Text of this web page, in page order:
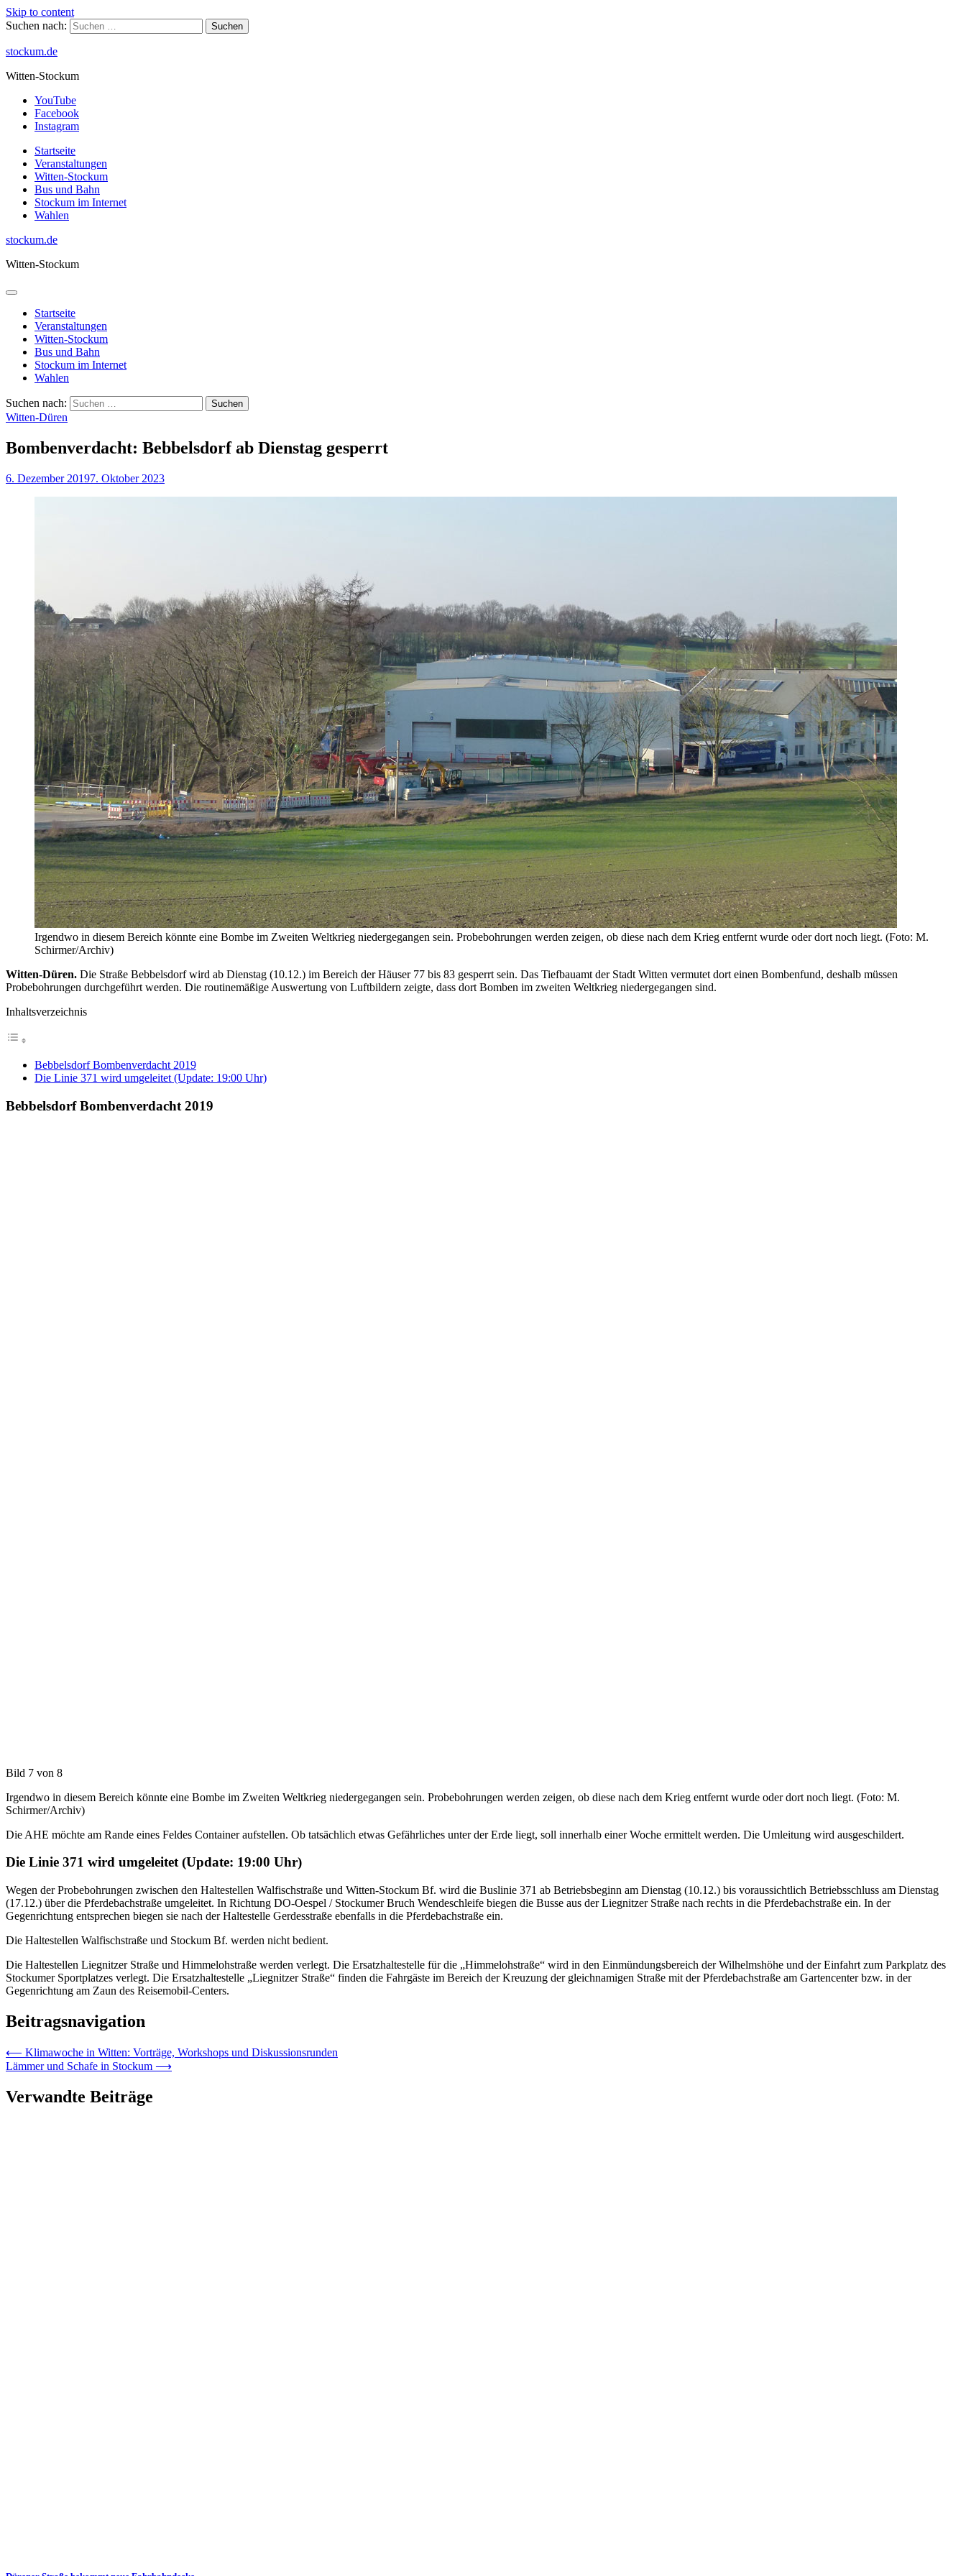
Skip to content
Suchen nach:
stockum.de
Witten-Stockum
YouTube
Facebook
Instagram
Startseite
Veranstaltungen
Witten-Stockum
Bus und Bahn
Stockum im Internet
Wahlen
stockum.de
Witten-Stockum
Startseite
Veranstaltungen
Witten-Stockum
Bus und Bahn
Stockum im Internet
Wahlen
Suchen nach:
Witten-Düren
Bombenverdacht: Bebbelsdorf ab Dienstag gesperrt
6. Dezember 20197. Oktober 2023
Irgendwo in diesem Bereich könnte eine Bombe im Zweiten Weltkrieg niedergegangen sein. Probebohrungen werden zeigen, ob diese nach dem Krieg entfernt wurde oder dort noch liegt. (Foto: M.
Schirmer/Archiv)
Witten-Düren. Die Straße Bebbelsdorf wird ab Dienstag (10.12.) im Bereich der Häuser 77 bis 83 gesperrt sein. Das Tiefbauamt der Stadt Witten vermutet dort einen Bombenfund, deshalb müssen
Probebohrungen durchgeführt werden. Die routinemäßige Auswertung von Luftbildern zeigte, dass dort Bomben im zweiten Weltkrieg niedergegangen sind.
Inhaltsverzeichnis
Bebbelsdorf Bombenverdacht 2019
Die Linie 371 wird umgeleitet (Update: 19:00 Uhr)
Bebbelsdorf Bombenverdacht 2019
Bild 7 von 8
Irgendwo in diesem Bereich könnte eine Bombe im Zweiten Weltkrieg niedergegangen sein. Probebohrungen werden zeigen, ob diese nach dem Krieg entfernt wurde oder dort noch liegt. (Foto: M.
Schirmer/Archiv)
Die AHE möchte am Rande eines Feldes Container aufstellen. Ob tatsächlich etwas Gefährliches unter der Erde liegt, soll innerhalb einer Woche ermittelt werden. Die Umleitung wird ausgeschildert.
Die Linie 371 wird umgeleitet (Update: 19:00 Uhr)
Wegen der Probebohrungen zwischen den Haltestellen Walfischstraße und Witten-Stockum Bf. wird die Buslinie 371 ab Betriebsbeginn am Dienstag (10.12.) bis voraussichtlich Betriebsschluss am Dienstag
(17.12.) über die Pferdebachstraße umgeleitet. In Richtung DO-Oespel / Stockumer Bruch Wendeschleife biegen die Busse aus der Liegnitzer Straße nach rechts in die Pferdebachstraße ein. In der
Gegenrichtung entsprechen biegen sie nach der Haltestelle Gerdesstraße ebenfalls in die Pferdebachstraße ein.
Die Haltestellen Walfischstraße und Stockum Bf. werden nicht bedient.
Die Haltestellen Liegnitzer Straße und Himmelohstraße werden verlegt. Die Ersatzhaltestelle für die „Himmelohstraße“ wird in den Einmündungsbereich der Wilhelmshöhe und der Einfahrt zum Parkplatz des
Stockumer Sportplatzes verlegt. Die Ersatzhaltestelle „Liegnitzer Straße“ finden die Fahrgäste im Bereich der Kreuzung der gleichnamigen Straße mit der Pferdebachstraße am Gartencenter bzw. in der
Gegenrichtung am Zaun des Reisemobil-Centers.
Beitragsnavigation
⟵ Klimawoche in Witten: Vorträge, Workshops und Diskussionsrunden
Lämmer und Schafe in Stockum ⟶
Verwandte Beiträge